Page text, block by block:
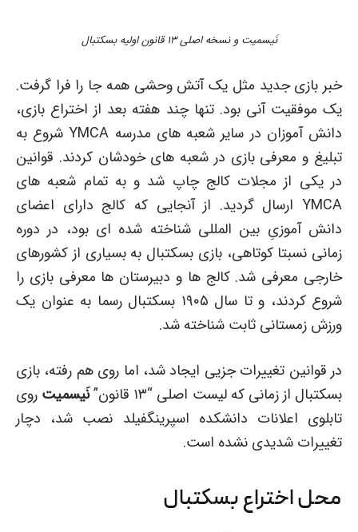
نَیسمیت و نسخه اصلی ۱۳ قانون اولیه بسکتبال
خبر بازی جدید مثل یک آتش وحشی همه جا را فرا گرفت.
یک موفقیت آنی بود. تنها چند هفته بعد از اختراع بازی،
دانش آموزان در سایر شعبه های مدرسه YMCA شروع به
تبلیغ و معرفی بازی در شعبه های خودشان کردند. قوانین
در یکی از مجلات کالج چاپ شد و به تمام شعبه های
YMCA ارسال گردید. از آنجایی که کالج دارای اعضای
دانش آموزیِ بین المللی شناخته شده ای بود، در دوره
زمانی نسبتا کوتاهی، بازی بسکتبال به بسیاری از کشورهای
خارجی معرفی شد. کالج ها و دبیرستان ها معرفی بازی را
شروع کردند، و تا سال ۱۹۰۵ بسکتبال رسما به عنوان یک
ورزش زمستانی ثابت شناخته شد.
در قوانین تغییرات جزیی ایجاد شد، اما روی هم رفته، بازی
بسکتبال از زمانی که لیست اصلی “۱۳ قانون”
نَیسمیت روی
تابلوی اعلانات دانشکده اسپرینگفیلد نصب شد، دچار
تغییرات شدیدی نشده است.
محل اختراع بسکتبال